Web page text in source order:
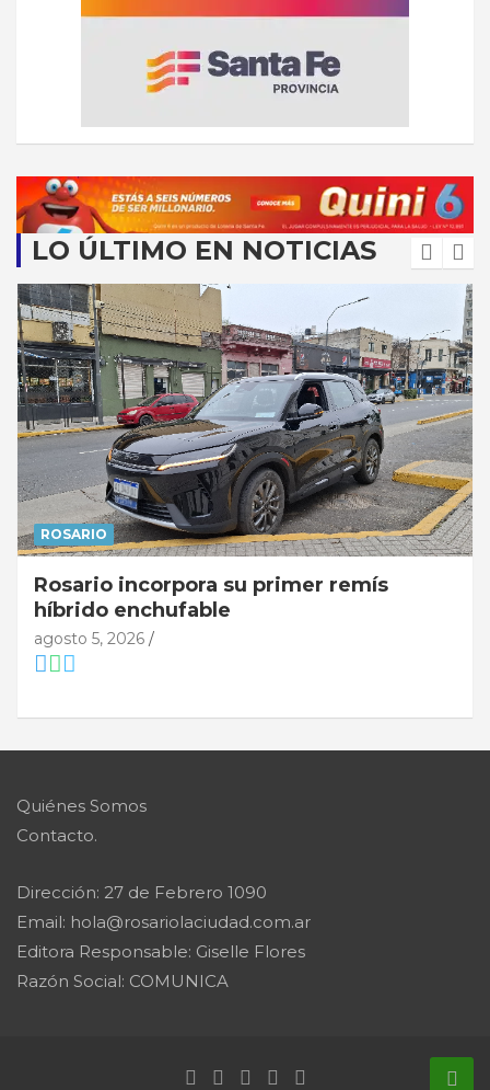
LO ÚLTIMO EN NOTICIAS
ROSARIO
Rosario incorpora su primer remís
híbrido enchufable
agosto 5, 2026
Quiénes Somos
Contacto.
Dirección: 27 de Febrero 1090
Email: hola@rosariolaciudad.com.ar
Editora Responsable: Giselle Flores
Razón Social: COMUNICA